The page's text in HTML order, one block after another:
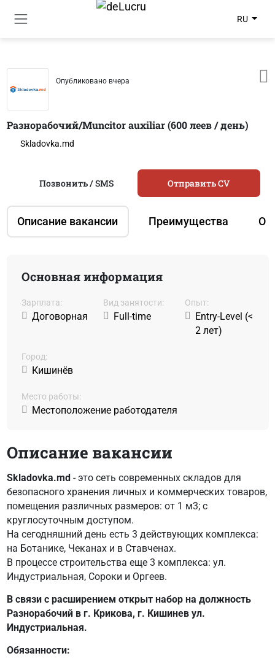
RU
Опубликовано вчера
Разнорабочий/Muncitor auxiliar (600 леев / день)
Skladovka.md
Описание вакансии Преимущества О
Позвонить / SMS Отправить CV
Основная информация
Зарплата:
Договорная
Вид занятости:
Full-time
Oпыт:
Entry-Level (<
2 лет)
Город:
Кишинёв
Место работы:
Местоположение работодателя
Описание вакансии
Skladovka.md- это сеть современных складов для
безопасного хранения личных и коммерческих товаров,
помещения различных размеров: от 1 м3; с
круглосуточным доступом.
На сегодняшний день есть 3 действующих комплекса:
на Ботанике, Чеканах и в Ставченах.
В процессе строительства еще 3 комплекса: ул.
Индустриальная, Сороки и Оргеев.
В связи с расширением открыт набор на должность
Разнорабочий в г. Крикова, г. Кишинев ул.
Индустриальная.
Обязанности: